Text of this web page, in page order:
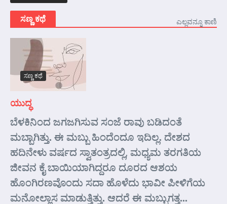
ಸಣ್ಣ ಕಥೆ ಎಲ್ಲವನ್ನೂ ಕಾಣಿ
ಸಣ್ಣ ಕಥೆ
ಯುದ್ಧ
ಬೆಳಕಿನಿಂದ ಜಗಜಗಿಸುವ ಸಂಜೆ ರಾವು ಬಡಿದಂತೆ
ಮಬ್ಬಾಗಿತ್ತು. ಈ ಮಬ್ಬು ಹಿಂದೆಂದೂ ಇದಿಲ್ಲ. ದೇಶದ
ಹದಿನೇಳು ವರ್ಷದ ಸ್ವಾತಂತ್ರದಲ್ಲಿ, ಮಧ್ಯಮ ತರಗತಿಯ
ಜೀವನ ಕೈ ಬಾಯಿಯಾಗಿದ್ದರೂ ದೂರದ ಆಶಯ
ಹೊಂಗಿರಣವೊಂದು ಸದಾ ಹೊಳೆದು ಭಾವೀ ಪೀಳಿಗೆಯ
ಮನೋಲ್ಲಾಸ ಮಾಡುತ್ತಿತ್ತು. ಆದರೆ ಈ ಮಬ್ಬುಗತ್ತ...